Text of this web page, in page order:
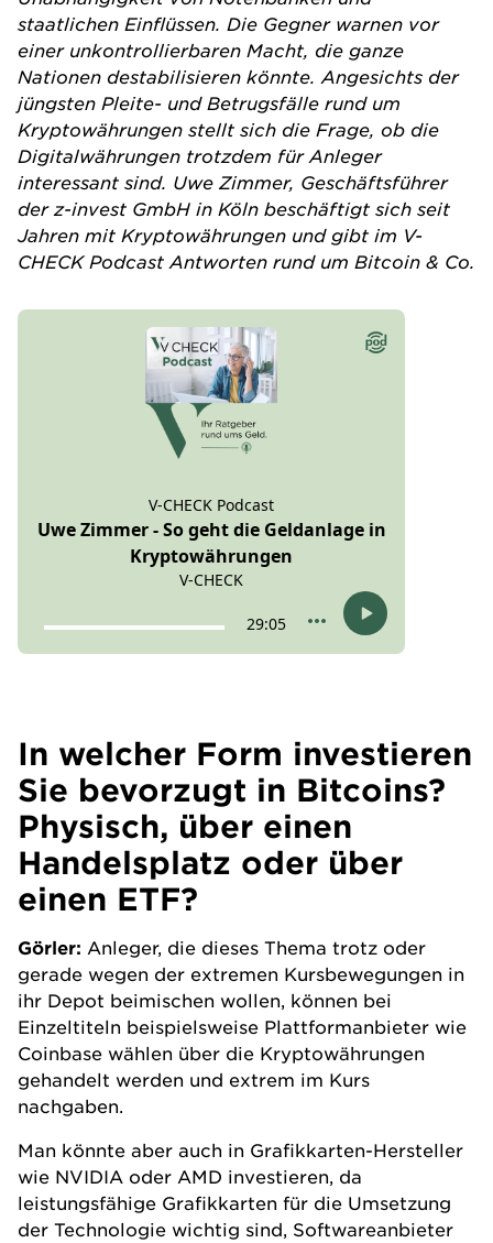
staatlichen Einflüssen. Die Gegner warnen vor
einer unkontrollierbaren Macht, die ganze
Nationen destabilisieren könnte. Angesichts der
jüngsten Pleite- und Betrugsfälle rund um
Kryptowährungen stellt sich die Frage, ob die
Digitalwährungen trotzdem für Anleger
interessant sind. Uwe Zimmer, Geschäftsführer
der z-invest GmbH in Köln beschäftigt sich seit
Jahren mit Kryptowährungen und gibt im V-
CHECK Podcast Antworten rund um Bitcoin & Co.
In welcher Form investieren
Sie bevorzugt in Bitcoins?
Physisch, über einen
Handelsplatz oder über
einen ETF?
Görler: Anleger, die dieses Thema trotz oder
gerade wegen der extremen Kursbewegungen in
ihr Depot beimischen wollen, können bei
Einzeltiteln beispielsweise Plattformanbieter wie
Coinbase wählen über die Kryptowährungen
gehandelt werden und extrem im Kurs
nachgaben.
Man könnte aber auch in Grafikkarten-Hersteller
wie NVIDIA oder AMD investieren, da
leistungsfähige Grafikkarten für die Umsetzung
der Technologie wichtig sind, Softwareanbieter